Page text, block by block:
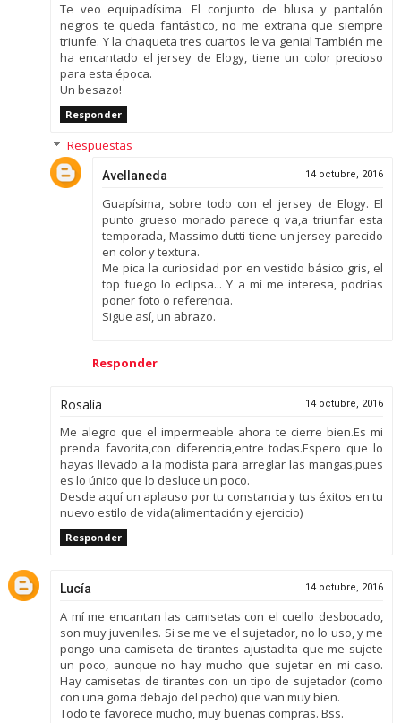
Te veo equipadísima. El conjunto de blusa y pantalón
negros te queda fantástico, no me extraña que siempre
triunfe. Y la chaqueta tres cuartos le va genial También me
ha encantado el jersey de Elogy, tiene un color precioso
para esta época.
Un besazo!
Responder
Respuestas
Avellaneda 14 octubre, 2016
Guapísima, sobre todo con el jersey de Elogy. El
punto grueso morado parece q va,a triunfar esta
temporada, Massimo dutti tiene un jersey parecido
en color y textura.
Me pica la curiosidad por en vestido básico gris, el
top fuego lo eclipsa... Y a mí me interesa, podrías
poner foto o referencia.
Sigue así, un abrazo.
Responder
Rosalía 14 octubre, 2016
Me alegro que el impermeable ahora te cierre bien.Es mi
prenda favorita,con diferencia,entre todas.Espero que lo
hayas llevado a la modista para arreglar las mangas,pues
es lo único que lo desluce un poco.
Desde aquí un aplauso por tu constancia y tus éxitos en tu
nuevo estilo de vida(alimentación y ejercicio)
Responder
Lucía 14 octubre, 2016
A mí me encantan las camisetas con el cuello desbocado,
son muy juveniles. Si se me ve el sujetador, no lo uso, y me
pongo una camiseta de tirantes ajustadita que me sujete
un poco, aunque no hay mucho que sujetar en mi caso.
Hay camisetas de tirantes con un tipo de sujetador (como
con una goma debajo del pecho) que van muy bien.
Todo te favorece mucho, muy buenas compras. Bss.